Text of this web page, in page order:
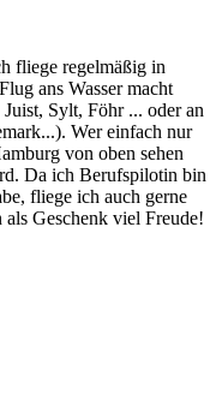
fliege regelmäßig in
ans Wasser macht
Sylt, Föhr ... oder an
Wer einfach nur
von oben sehen
Da ich Berufspilotin bin
fliege ich auch gerne
Geschenk viel Freude!